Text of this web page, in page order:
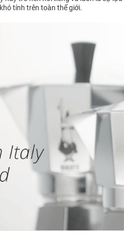
tính trên toàn thế giới.